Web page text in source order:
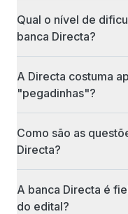
Qual o nível de
banca Directa?
A Directa costuma
"pegadinhas"?
Como são as
Directa?
A banca Directa é
do edital?